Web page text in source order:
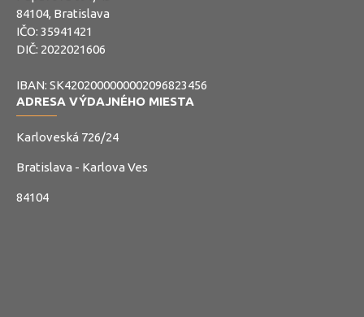
84104, Bratislava
IČO: 35941421
DIČ: 2022021606
IBAN: SK4202000000002096823456
ADRESA VÝDAJNÉHO MIESTA
Karloveská 726/24
Bratislava - Karlova Ves
84104